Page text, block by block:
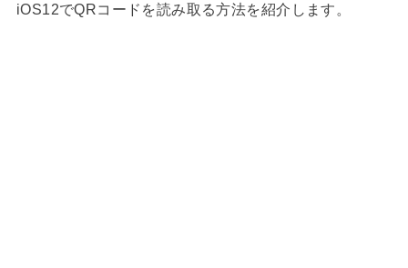
iOS12でQRコードを読み取る方法を紹介します。